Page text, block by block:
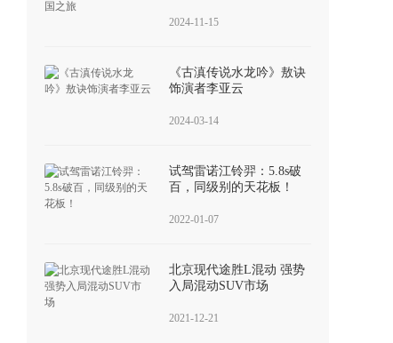
2024-11-15
《古滇传说水龙吟》敖诀
饰演者李亚云
2024-03-14
试驾雷诺江铃羿：5.8s破
百，同级别的天花板！
2022-01-07
北京现代途胜L混动 强势
入局混动SUV市场
2021-12-21